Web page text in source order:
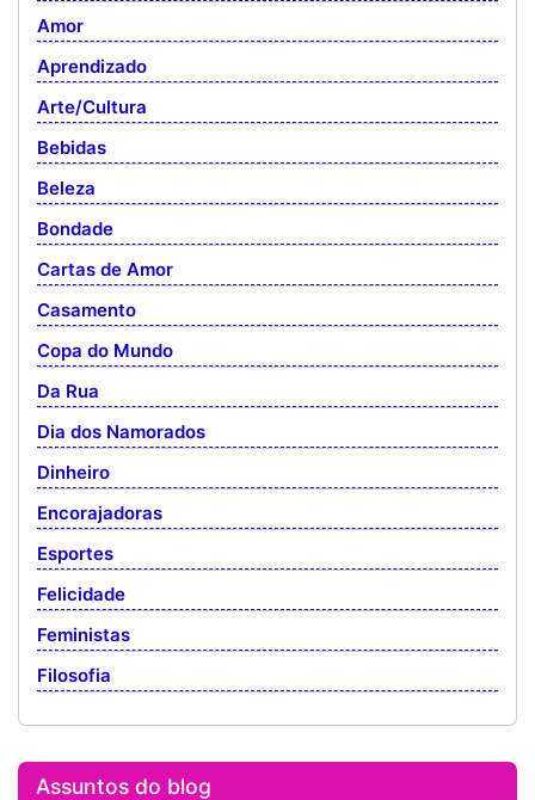
Amor
Aprendizado
Arte/Cultura
Bebidas
Beleza
Bondade
Cartas de Amor
Casamento
Copa do Mundo
Da Rua
Dia dos Namorados
Dinheiro
Encorajadoras
Esportes
Felicidade
Feministas
Filosofia
Assuntos do blog